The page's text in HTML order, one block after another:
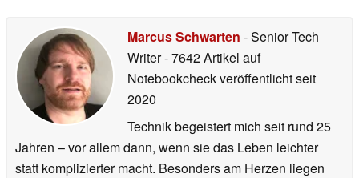
Marcus Schwarten - Senior Tech
Writer- 7642 Artikel auf
Notebookcheck veröffentlichtseit
2020
Technik begeistert mich seit rund 25
Jahren – vor allem dann, wenn sie das Leben leichter
statt komplizierter macht. Besonders am Herzen liegen